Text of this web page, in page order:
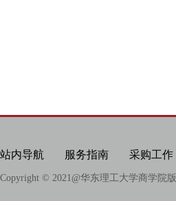
站内导航 服务指南 采购工作
Copyright © 2021@华东理工大学商学院